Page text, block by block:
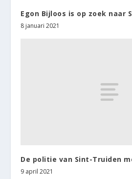
Egon Bijloos is op zoek naar
8 januari 2021
De politie van Sint-Truiden
9 april 2021